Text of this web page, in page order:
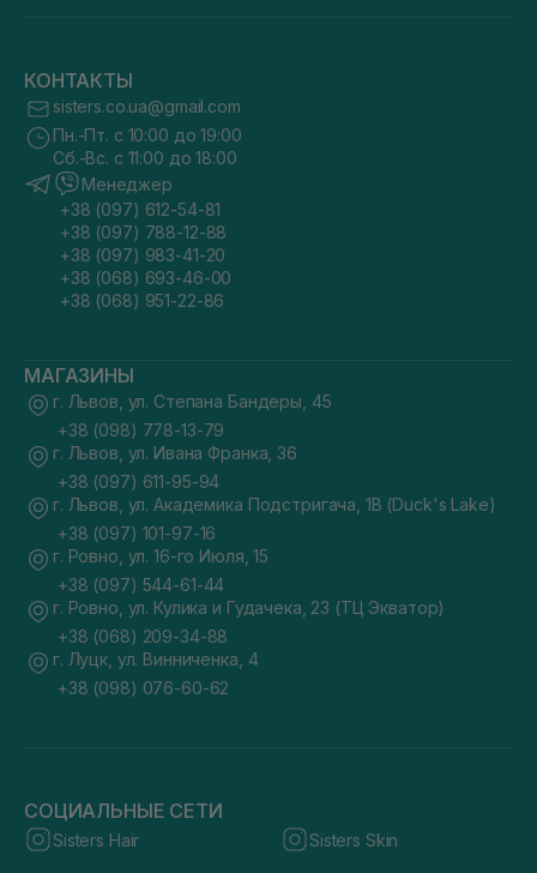
КОНТАКТЫ
sisters.co.ua@gmail.com
Пн.-Пт. с 10:00 до 19:00
Сб.-Вс. с 11:00 до 18:00
Менеджер
+38 (097) 612-54-81
+38 (097) 788-12-88
+38 (097) 983-41-20
+38 (068) 693-46-00
+38 (068) 951-22-86
МАГАЗИНЫ
г. Львов, ул. Степана Бандеры, 45
+38 (098) 778-13-79
г. Львов, ул. Ивана Франка, 36
+38 (097) 611-95-94
г. Львов, ул. Академика Подстригача, 1В (Duck's Lake)
+38 (097) 101-97-16
г. Ровно, ул. 16-го Июля, 15
+38 (097) 544-61-44
г. Ровно, ул. Кулика и Гудачека, 23 (ТЦ Экватор)
+38 (068) 209-34-88
г. Луцк, ул. Винниченка, 4
+38 (098) 076-60-62
СОЦИАЛЬНЫЕ СЕТИ
Sisters Hair Sisters Skin